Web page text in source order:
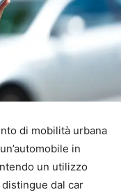
di mobilità urbana
in
un utilizzo
dal car